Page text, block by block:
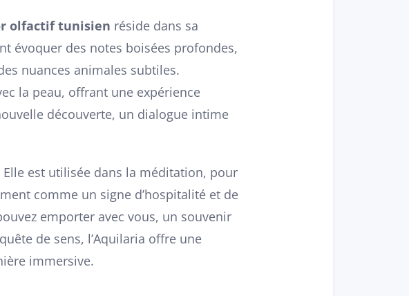
olfactif tunisien réside dans sa
évoquer des notes boisées profondes,
nuances animales subtiles.
la peau, offrant une expérience
découverte, un dialogue intime
est utilisée dans la méditation, pour
comme un signe d’hospitalité et de
emporter avec vous, un souvenir
de sens, l’Aquilaria offre une
immersive.